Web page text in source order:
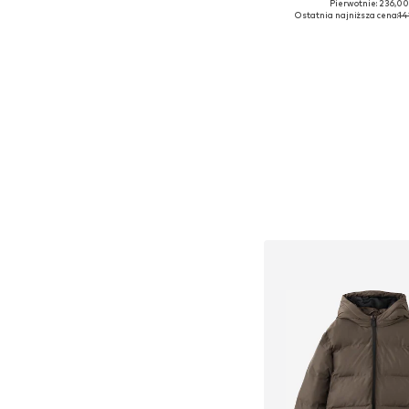
Pierwotnie: 236,00
Ostatnia najniższa cena: